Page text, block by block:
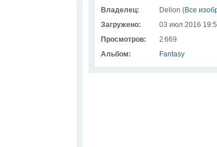
Владелец: Delion (Все
Загружено:
03 июл 2016
Просмотров:
2 669
Альбом:
Fantasy